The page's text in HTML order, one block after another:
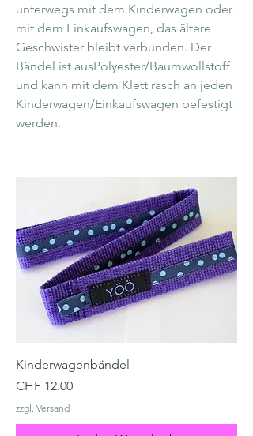
unterwegs mit dem Kinderwagen oder
mit dem Einkaufswagen, das ältere
Geschwister bleibt verbunden. Der
Bändel ist ausPolyester/Baumwollstoff
und kann mit dem Klett rasch an jeden
Kinderwagen/Einkaufswagen befestigt
werden.
Kinderwagenbändel
Preis
CHF 12.00
zzgl. Versand